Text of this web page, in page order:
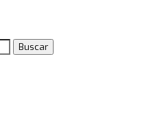
Buscar